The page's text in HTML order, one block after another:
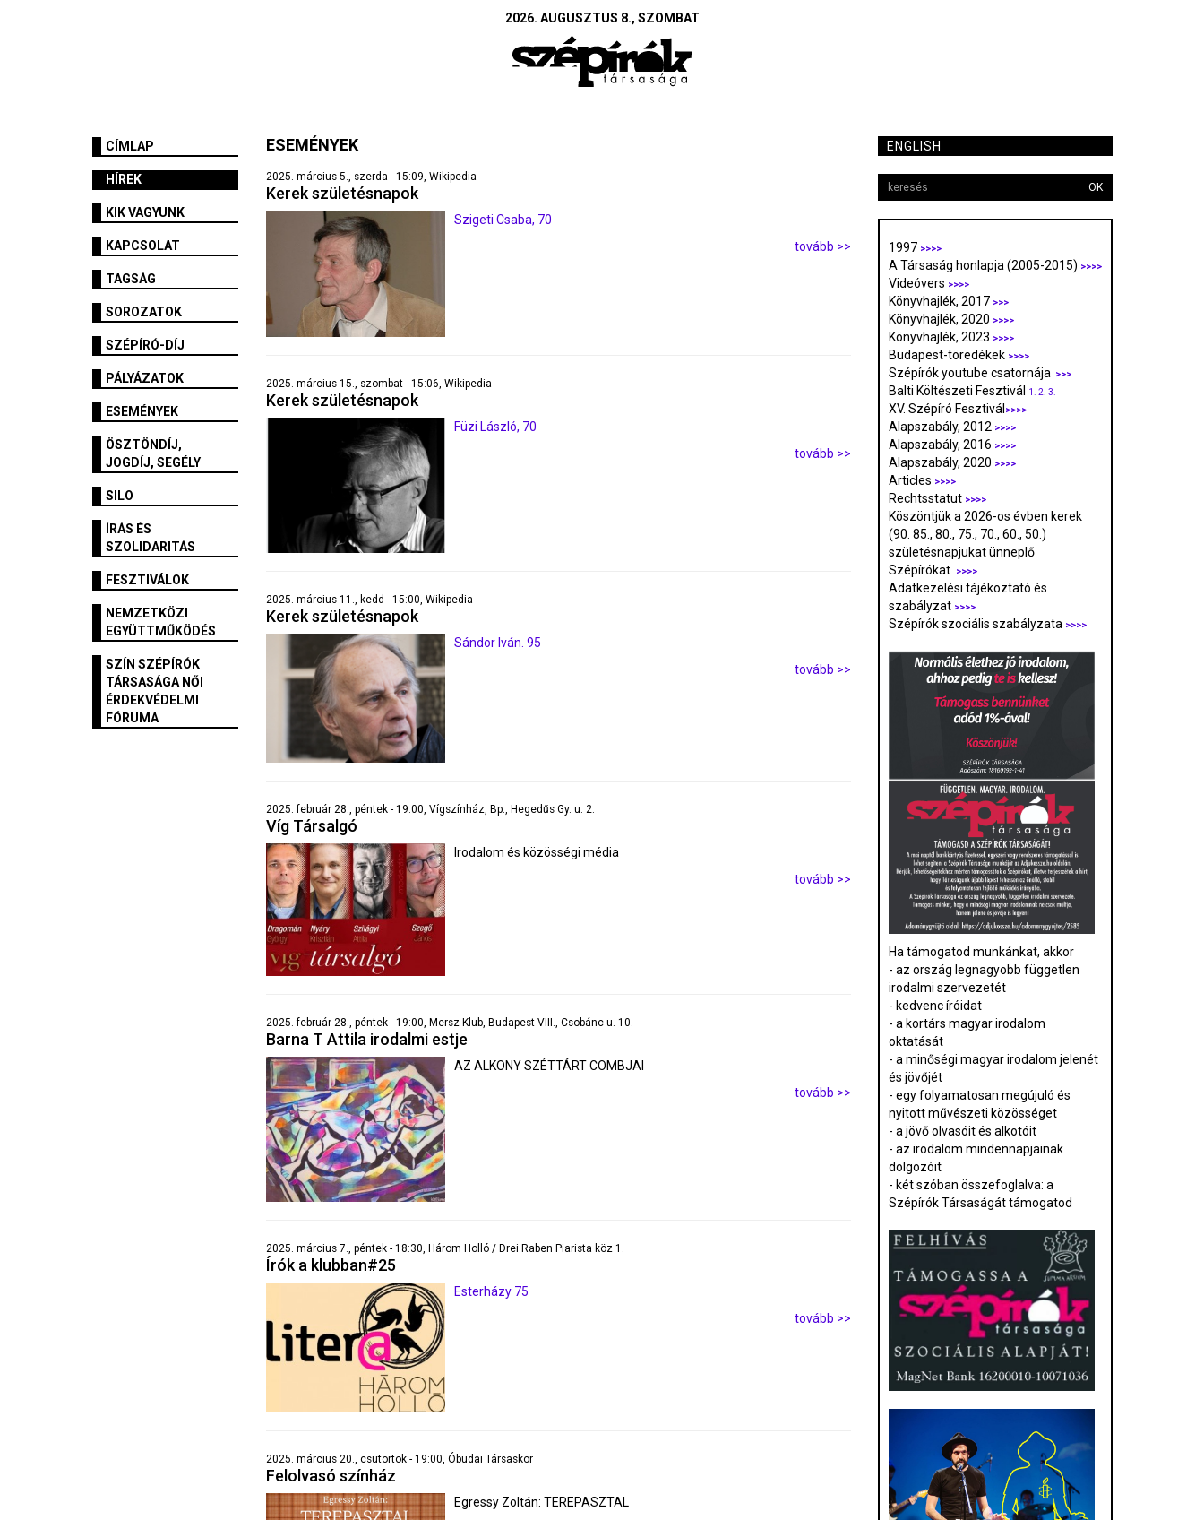
2026. AUGUSZTUS 8., SZOMBAT
CÍMLAP
HÍREK
KIK VAGYUNK
KAPCSOLAT
TAGSÁG
SOROZATOK
SZÉPÍRÓ-DÍJ
PÁLYÁZATOK
ESEMÉNYEK
ÖSZTÖNDÍJ,
JOGDÍJ, SEGÉLY
SILO
ÍRÁS ÉS
SZOLIDARITÁS
FESZTIVÁLOK
NEMZETKÖZI
EGYÜTTMŰKÖDÉS
SZÍN SZÉPÍRÓK
TÁRSASÁGA NŐI
ÉRDEKVÉDELMI
FÓRUMA
ESEMÉNYEK
2025. március 5., szerda - 15:09, Wikipedia
Kerek születésnapok
Szigeti Csaba, 70
tovább >>
2025. március 15., szombat - 15:06, Wikipedia
Kerek születésnapok
Füzi László, 70
tovább >>
2025. március 11., kedd - 15:00, Wikipedia
Kerek születésnapok
Sándor Iván. 95
tovább >>
2025. február 28., péntek - 19:00, Vígszínház, Bp., Hegedűs Gy. u. 2.
Víg Társalgó
Irodalom és közösségi média
tovább >>
2025. február 28., péntek - 19:00, Mersz Klub, Budapest VIII., Csobánc u. 10.
Barna T Attila irodalmi estje
AZ ALKONY SZÉTTÁRT COMBJAI
tovább >>
2025. március 7., péntek - 18:30, Három Holló / Drei Raben Piarista köz 1.
Írók a klubban#25
Esterházy 75
tovább >>
2025. március 20., csütörtök - 19:00, Óbudai Társaskör
Felolvasó színház
Egressy Zoltán: TEREPASZTAL
ENGLISH
OK
1997 >>>>
A Társaság honlapja (2005-2015) >>>>
Videóvers >>>>
Könyvhajlék, 2017 >>>
Könyvhajlék, 2020 >>>>
Könyvhajlék, 2023 >>>>
Budapest-töredékek >>>>
Szépírók youtube csatornája >>>
Balti Költészeti Fesztivál 1. 2. 3.
XV. Szépíró Fesztivál >>>>
Alapszabály, 2012 >>>>
Alapszabály, 2016 >>>>
Alapszabály, 2020 >>>>
Articles >>>>
Rechtsstatut >>>>
Köszöntjük a 2026-os évben kerek
(90. 85., 80., 75., 70., 60., 50.)
születésnapjukat ünneplő
Szépírókat
>>>>
Adatkezelési tájékoztató és
szabályzat >>>>
Szépírók szociális szabályzata >>>>
Ha támogatod munkánkat, akkor
- az ország legnagyobb független
irodalmi szervezetét
- kedvenc íróidat
- a kortárs magyar irodalom
oktatását
- a minőségi magyar irodalom jelenét
és jövőjét
- egy folyamatosan megújuló és
nyitott művészeti közösséget
- a jövő olvasóit és alkotóit
- az irodalom mindennapjainak
dolgozóit
- két szóban összefoglalva: a
Szépírók Társaságát támogatod